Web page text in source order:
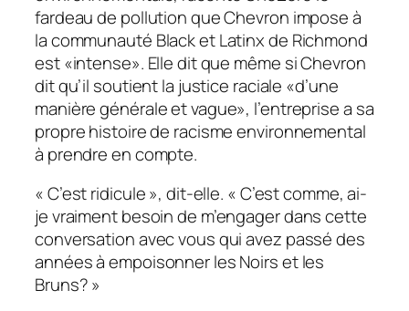
fardeau de pollution que Chevron impose à
la communauté Black et Latinx de Richmond
est «intense». Elle dit que même si Chevron
dit qu’il soutient la justice raciale «d’une
manière générale et vague», l’entreprise a sa
propre histoire de racisme environnemental
à prendre en compte.
« C’est ridicule », dit-elle. « C’est comme, ai-
je vraiment besoin de m’engager dans cette
conversation avec vous qui avez passé des
années à empoisonner les Noirs et les
Bruns? »